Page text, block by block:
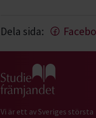
Dela sida:
Gå till studiefrämjandets
Vi är ett av Sveriges största